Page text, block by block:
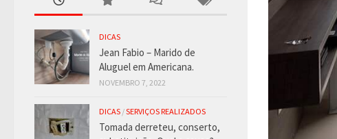
DICAS
Jean Fabio – Marido de
Aluguel em Americana.
NOVEMBRO 7, 2022
DICAS /SERVIÇOS REALIZADOS
Tomada derreteu, conserto,